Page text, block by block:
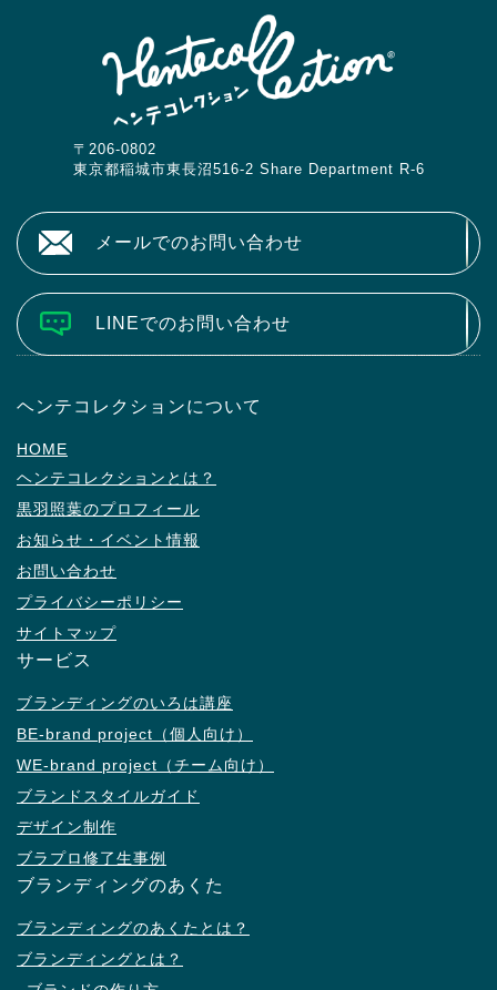
〒206-0802
東京都稲城市東長沼516-2 Share Department R-6
メールでのお問い合わせ
LINEでのお問い合わせ
ヘンテコレクションについて
HOME
ヘンテコレクションとは？
黒羽照葉のプロフィール
お知らせ・イベント情報
お問い合わせ
プライバシーポリシー
サイトマップ
サービス
ブランディングのいろは講座
BE-brand project（個人向け）
WE-brand project（チーム向け）
ブランドスタイルガイド
デザイン制作
ブラプロ修了生事例
ブランディングのあくた
ブランディングのあくたとは？
ブランディングとは？